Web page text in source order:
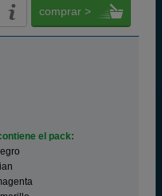
comprar >
el pack: